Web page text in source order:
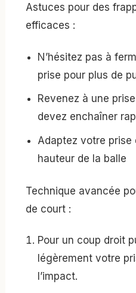
Astuces pour des
efficaces :
N’hésitez pas à
prise pour plus de
Revenez à une
devez enchaîner
Adaptez votre prise
hauteur de la balle
Technique avancée
de court :
Pour un coup droit
légèrement votre
l’impact.